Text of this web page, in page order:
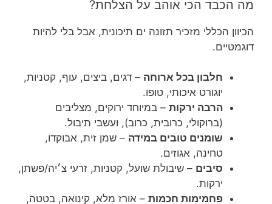
מה הכבד הכי אוהב על הצלחת?
הכיוון הכללי מזכיר תזונה ים תיכונית, אבל בלי להיות
דוגמטיים.
חלבון בכל ארוחה – דגים, ביצים, עוף, קטניות,
יוגורט איכותי, טופו.
הרבה ירקות – במיוחד ירוקים, מצליבים
(ברוקולי, כרובית, כרוב), ועשבי תיבול.
שומנים טובים במידה – שמן זית, אבוקדו,
טחינה, אגוזים.
סיבים – שיבולת שועל, קטניות, זרעי צ׳יה/פשתן,
ירקות.
פחמימות חכמות – אורז מלא, קינואה, בטטה,